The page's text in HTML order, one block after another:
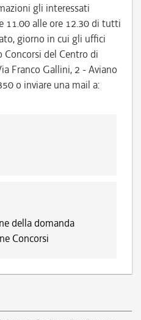
gli interessati
11.00 alle ore 12.30 di tutti
giorno in cui gli uffici
Concorsi del Centro di
Franco Gallini, 2 - Aviano
o inviare una mail a:
della domanda
Concorsi